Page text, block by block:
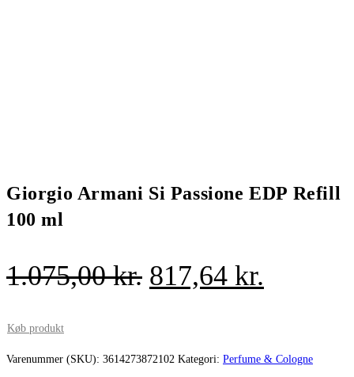
Giorgio Armani Si Passione EDP Refill
100 ml
1.075,00kr. Den
var:
817,64 kr.
er:
Køb produkt
Varenummer (SKU): 3614273872102 Kategori: Perfume & Cologne